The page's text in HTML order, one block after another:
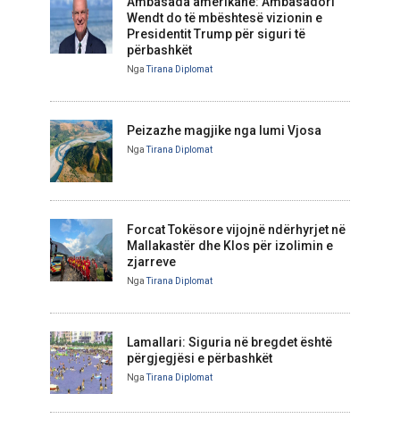
Wendt do të mbështesë vizionin e
Presidentit Trump për siguri të
përbashkët
NgaTirana Diplomat
Peizazhe magjike nga lumi Vjosa
NgaTirana Diplomat
Forcat Tokësore vijojnë ndërhyrjet në
Mallakastër dhe Klos për izolimin e
zjarreve
NgaTirana Diplomat
Lamallari: Siguria në bregdet është
përgjegjësi e përbashkët
NgaTirana Diplomat